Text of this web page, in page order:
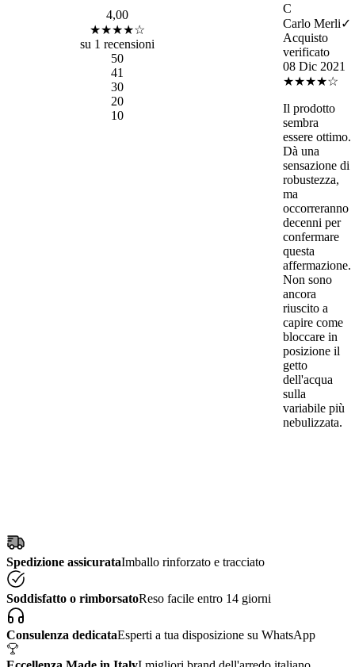
4,00
★★★★☆
su 1 recensioni
50
41
30
20
10
C
Carlo Merli✓
Acquisto
verificato
08 Dic 2021
★★★★☆
Il prodotto
sembra
essere ottimo.
Dà una
sensazione di
robustezza,
ma
occorreranno
decenni per
confermare
questa
affermazione.
Non sono
ancora
riuscito a
capire come
bloccare in
posizione il
getto
dell'acqua
sulla
variabile più
nebulizzata.
Spedizione assicurataImballo rinforzato e tracciato
Soddisfatto o rimborsatoReso facile entro 14 giorni
Consulenza dedicataEsperti a tua disposizione su WhatsApp